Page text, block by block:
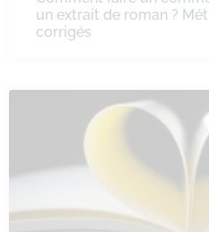
un extrait de roman ?
corrigés